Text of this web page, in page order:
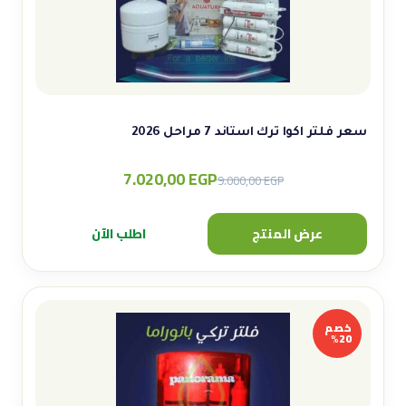
سعر فلتر اكوا ترك استاند 7 مراحل 2026
9.000,00EGP
Original
7.020,00EGP
Current
عرض المنتج اطلب الآن
خصم
20%